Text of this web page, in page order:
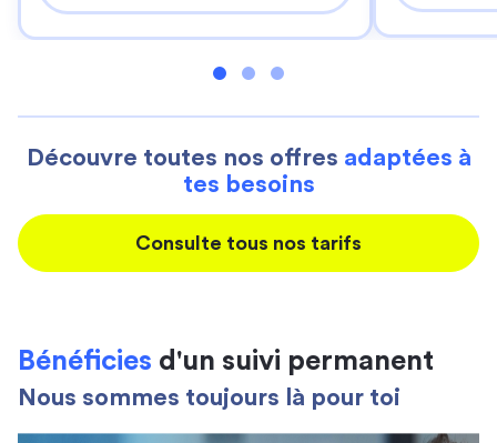
Découvre toutes nos offres adaptées à
tes besoins
Consulte tous nos tarifs
Bénéficies d'un suivi permanent
Nous sommes toujours là pour toi